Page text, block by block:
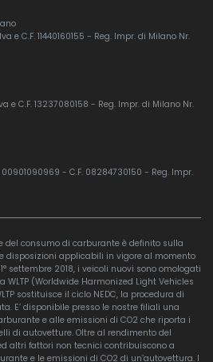
e C.F. 11440160155 - Reg. Impr. di Milano Nr.
e C.F. 13237080158 - Reg. Impr. di Milano Nr.
- C.F. 08284730150 - Reg. Impr.
del consumo di carburante è definito sulla
disposizioni applicabili in vigore al momento
settembre 2018, i veicoli nuovi sono omologati
(Worldwide Harmonized Light Vehicles
sostituisce il ciclo NEDC, la procedura di
E’ disponibile presso le nostre filiali una
e alle emissioni di CO2 che riporta i
di autovetture. Oltre al rendimento del
altri fattori non tecnici contribuiscono a
e le emissioni di CO2 di un’autovettura. I